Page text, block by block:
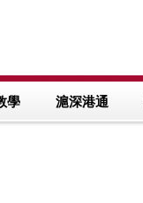
學 滬深港通